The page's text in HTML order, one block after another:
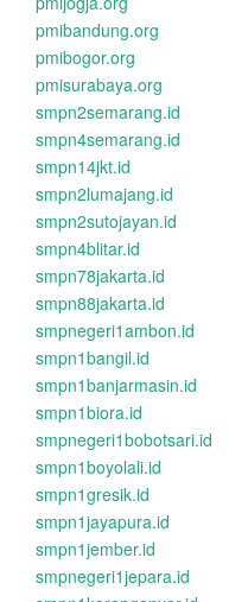
pmibandung.org
pmibogor.org
pmisurabaya.org
smpn2semarang.id
smpn4semarang.id
smpn14jkt.id
smpn2lumajang.id
smpn2sutojayan.id
smpn4blitar.id
smpn78jakarta.id
smpn88jakarta.id
smpnegeri1ambon.id
smpn1bangil.id
smpn1banjarmasin.id
smpn1biora.id
smpnegeri1bobotsari.id
smpn1boyolali.id
smpn1gresik.id
smpn1jayapura.id
smpn1jember.id
smpnegeri1jepara.id